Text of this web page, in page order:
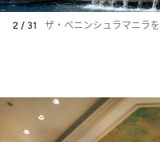
2 / 31 ザ・ペニンシュラマニラ